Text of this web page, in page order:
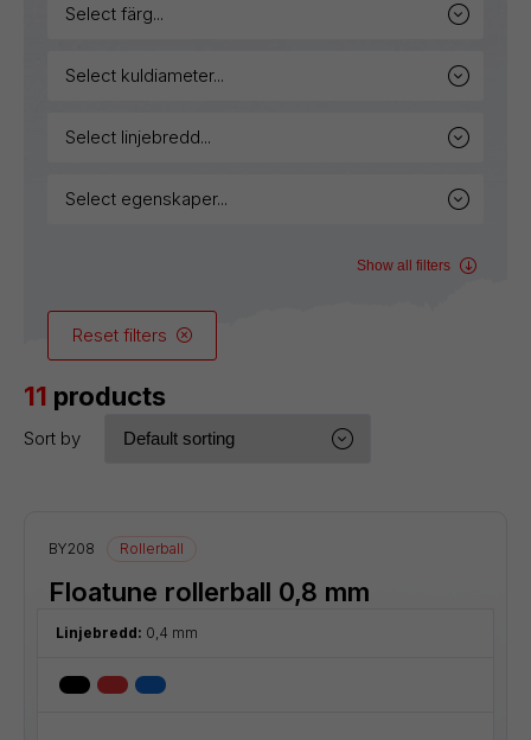
select färg...
select kuldiameter...
select linjebredd...
select egenskaper...
Show all filters
Reset filters
11 products
Sort by
BY208 Rollerball
Floatune rollerball 0,8 mm
Linjebredd: 0,4 mm